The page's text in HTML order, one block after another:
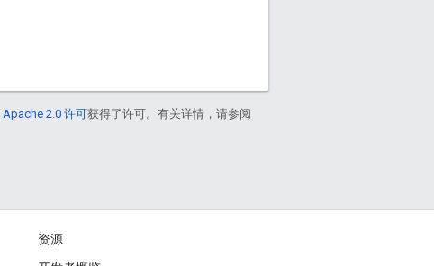
Apache 2.0 许可获得了许可。有关详情，请参阅
资源